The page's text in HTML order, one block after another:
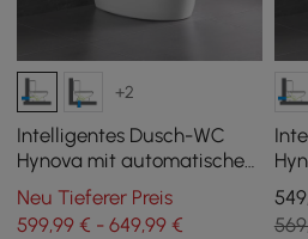
+2
Intelligentes Dusch-WC
Hynova mit automatischer
Spülung und
Deckelöffnung, Weiß
Neu Tieferer Preis
599,99 € - 649,99 €